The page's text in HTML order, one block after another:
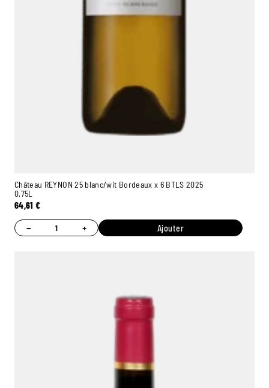
Château REYNON 25 blanc/wit Bordeaux x 6 BTLS 2025
0,75L
64,61€
− + Ajouter